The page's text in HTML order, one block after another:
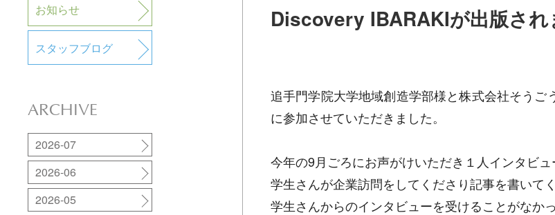
お知らせ
スタッフブログ
ARCHIVE
2026-07
2026-06
2026-05
Discovery IBARAKIが出版され
追手門学院大学地域創造学部様と株式会社そう
に参加させていただきました。
今年の9月ごろにお声がけいただき１人インタビュ
学生さんが企業訪問をしてくださり記事を書いて
学生さんからのインタビューを受けることがなか